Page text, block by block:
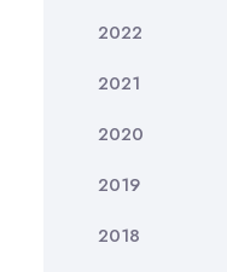
2022
2021
2020
2019
2018